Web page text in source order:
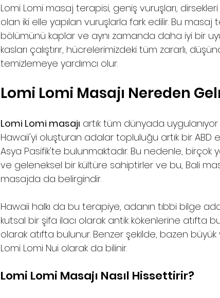
Lomi Lomi masaj terapisi, geniş vuruşları, dirsekleri
olan iki elle yapılan vuruşlarla fark edilir. Bu
bölümünü kaplar ve aynı zamanda daha iyi bir
kasları çalıştırır, hücrelerimizdeki tüm zararlı,
temizlemeye yardımcı olur.
Lomi Lomi Masajı Nereden
Lomi Lomi masajı artık tüm dünyada
Hawaii'yi oluşturan adalar topluluğu artık bir
Asya Pasifik'te bulunmaktadır. Bu nedenle,
ve geleneksel bir kültüre sahiptirler ve bu, Bali
masajda da belirgindir.
Hawaii halkı da bu terapiye, adanın tıbbi bilge
kutsal bir şifa ilacı olarak antik kökenlerine atıfta
olarak atıfta bulunur. Benzer şekilde, bazen
Lomi Lomi Nui olarak da bilinir.
Lomi Lomi Masajı Nasıl Hissettirir?